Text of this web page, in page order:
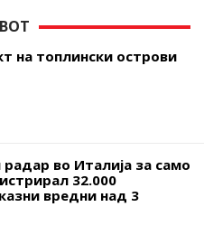
на топлински острови
во Италија за само
32.000
вредни над 3